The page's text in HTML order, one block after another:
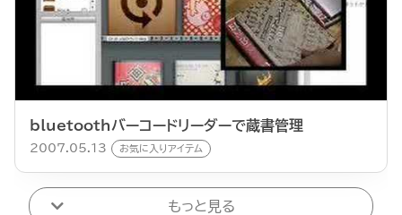
bluetoothバーコードリーダーで蔵書管理
2007.05.13 お気に入りアイテム
もっと見る